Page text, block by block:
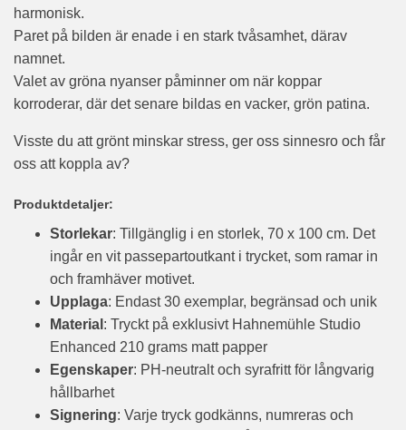
harmonisk.
Paret på bilden är enade i en stark tvåsamhet, därav
namnet.
Valet av gröna nyanser påminner om när koppar
korroderar, där det senare bildas en vacker, grön patina.
Visste du att grönt minskar stress, ger oss sinnesro och får
oss att koppla av?
Produktdetaljer:
Storlekar: Tillgänglig i en storlek, 70 x 100 cm. Det
ingår en vit passepartoutkant i trycket, som ramar in
och framhäver motivet.
Upplaga: Endast 30 exemplar, begränsad och unik
Material : Tryckt på exklusivt Hahnemühle Studio
Enhanced 210 grams matt papper
Egenskaper: PH-neutralt och syrafritt för långvarig
hållbarhet
Signering: Varje tryck godkänns, numreras och